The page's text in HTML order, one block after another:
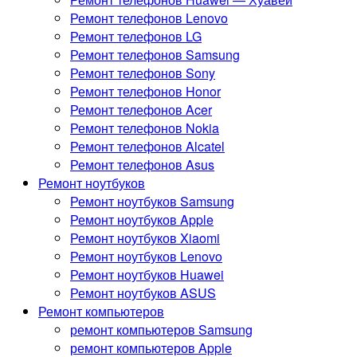
Ремонт телефонов Lenovo
Ремонт телефонов LG
Ремонт телефонов Samsung
Ремонт телефонов Sony
Ремонт телефонов Honor
Ремонт телефонов Acer
Ремонт телефонов Nokia
Ремонт телефонов Alcatel
Ремонт телефонов Asus
Ремонт ноутбуков
Ремонт ноутбуков Samsung
Ремонт ноутбуков Apple
Ремонт ноутбуков Xiaomi
Ремонт ноутбуков Lenovo
Ремонт ноутбуков Huawei
Ремонт ноутбуков ASUS
Ремонт компьютеров
ремонт компьютеров Samsung
ремонт компьютеров Apple